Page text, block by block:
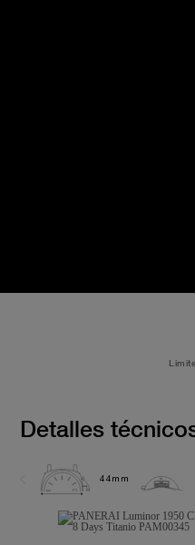
Detalles
44mm